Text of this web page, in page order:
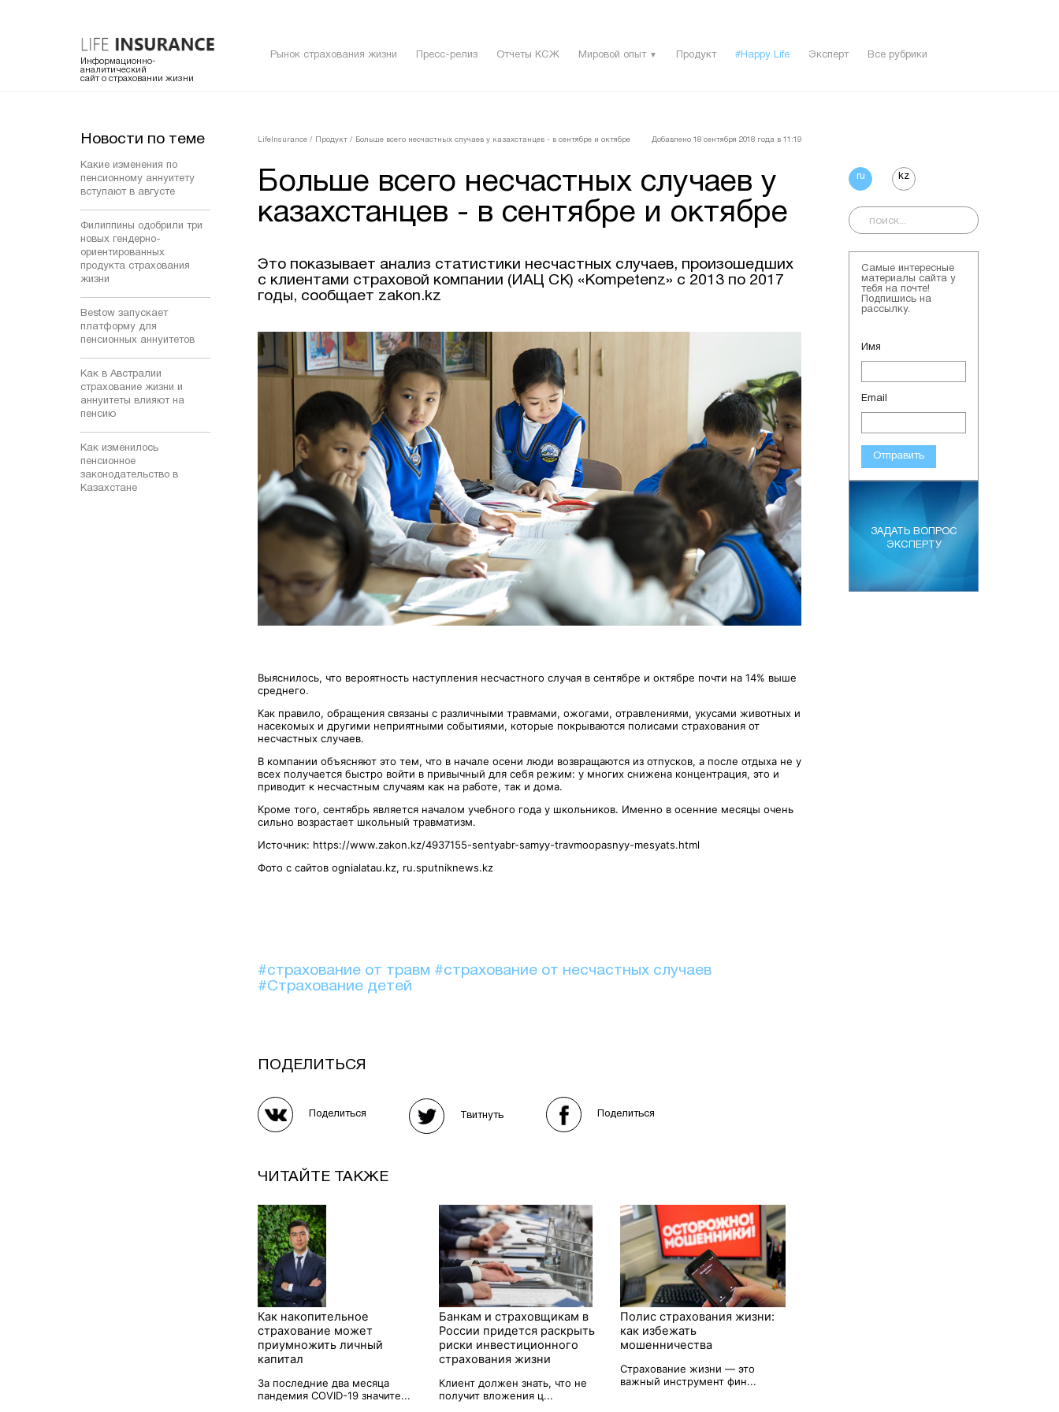
Информационно-
аналитический
сайт о страховании жизни
Рынок страхования жизни Пресс-релиз Отчеты КСЖ Мировой опыт ▼ Продукт #Happy Life Эксперт Все рубрики
Новости по теме
Какие изменения по
пенсионному аннуитету
вступают в августе
Филиппины одобрили три
новых гендерно-
ориентированных
продукта страхования
жизни
Bestow запускает
платформу для
пенсионных аннуитетов
Как в Австралии
страхование жизни и
аннуитеты влияют на
пенсию
Как изменилось
пенсионное
законодательство в
Казахстане
LifeInsurance / Продукт / Больше всего несчастных случаев у казахстанцев - в сентябре и октябре Добавлено 18 сентября 2018 года в 11:19
Больше всего несчастных случаев у
казахстанцев - в сентябре и октябре
Это показывает анализ статистики несчастных случаев, произошедших
с клиентами страховой компании (ИАЦ СК) «Kompetenz» с 2013 по 2017
годы, сообщает zakon.kz
Выяснилось, что вероятность наступления несчастного случая в сентябре и октябре почти на 14% выше
среднего.
Как правило, обращения связаны с различными травмами, ожогами, отравлениями, укусами животных и
насекомых и другими неприятными событиями, которые покрываются полисами страхования от
несчастных случаев.
В компании объясняют это тем, что в начале осени люди возвращаются из отпусков, а после отдыха не у
всех получается быстро войти в привычный для себя режим: у многих снижена концентрация, это и
приводит к несчастным случаям как на работе, так и дома.
Кроме того, сентябрь является началом учебного года у школьников. Именно в осенние месяцы очень
сильно возрастает школьный травматизм.
Источник: https://www.zakon.kz/4937155-sentyabr-samyy-travmoopasnyy-mesyats.html
Фото с сайтов ognialatau.kz, ru.sputniknews.kz
#страхование от травм #страхование от несчастных случаев
#Страхование детей
ПОДЕЛИТЬСЯ
Поделиться Твитнуть Поделиться
ЧИТАЙТЕ ТАКЖЕ
Как накопительное
страхование может
приумножить личный
капитал
За последние два месяца
пандемия COVID-19 значите...
Банкам и страховщикам в
России придется раскрыть
риски инвестиционного
страхования жизни
Клиент должен знать, что не
получит вложения ц...
Полис страхования жизни:
как избежать
мошенничества
Страхование жизни — это
важный инструмент фин...
ru kz
Самые интересные
материалы сайта у
тебя на почте!
Подпишись на
рассылку.
Имя
Email
Отправить
ЗАДАТЬ ВОПРОС
ЭКСПЕРТУ